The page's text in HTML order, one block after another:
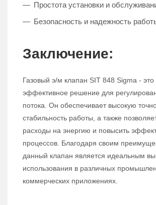
Простота установки и
Безопасность и надежность
Заключение:
Газовый э/м клапан SIT 848 Sigma -
эффективное решение для
потока. Он обеспечивает высокую
стабильность работы, а также
расходы на энергию и повысить
процессов. Благодаря своим
данный клапан является идеальным
использования в различных
коммерческих приложениях.